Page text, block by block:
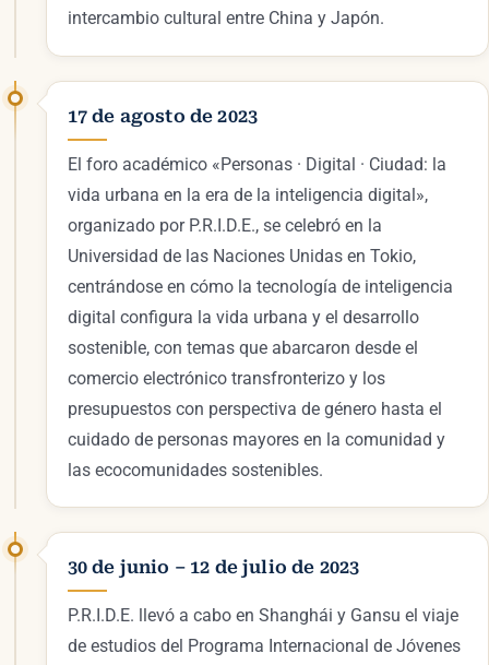
intercambio cultural entre China y Japón.
17 de agosto de 2023
El foro académico «Personas · Digital · Ciudad: la
vida urbana en la era de la inteligencia digital»,
organizado por P.R.I.D.E., se celebró en la
Universidad de las Naciones Unidas en Tokio,
centrándose en cómo la tecnología de inteligencia
digital configura la vida urbana y el desarrollo
sostenible, con temas que abarcaron desde el
comercio electrónico transfronterizo y los
presupuestos con perspectiva de género hasta el
cuidado de personas mayores en la comunidad y
las ecocomunidades sostenibles.
30 de junio – 12 de julio de 2023
P.R.I.D.E. llevó a cabo en Shanghái y Gansu el viaje
de estudios del Programa Internacional de Jóvenes